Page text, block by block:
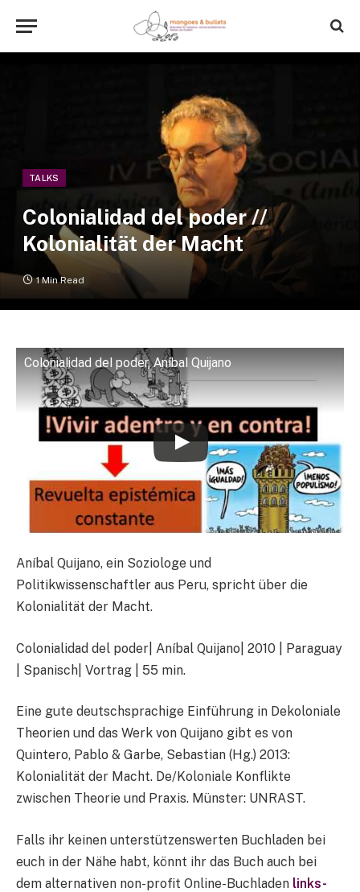
TALKS
Colonialidad del poder //
Kolonialität der Macht
1 Min Read
Colonialidad del poder, Aníbal Quijano
Aníbal Quijano, ein Soziologe und
Politikwissenschaftler aus Peru, spricht über die
Kolonialität der Macht.
Colonialidad del poder| Aníbal Quijano| 2010 | Paraguay
| Spanisch| Vortrag | 55 min.
Eine gute deutschsprachige Einführung in Dekoloniale
Theorien und das Werk von Quijano gibt es von
Quintero, Pablo & Garbe, Sebastian (Hg.) 2013:
Kolonialität der Macht. De/Koloniale Konflikte
zwischen Theorie und Praxis. Münster: UNRAST.
Falls ihr keinen unterstützenswerten Buchladen bei
euch in der Nähe habt, könnt ihr das Buch auch bei
dem alternativen non-profit Online-Buchladen links-